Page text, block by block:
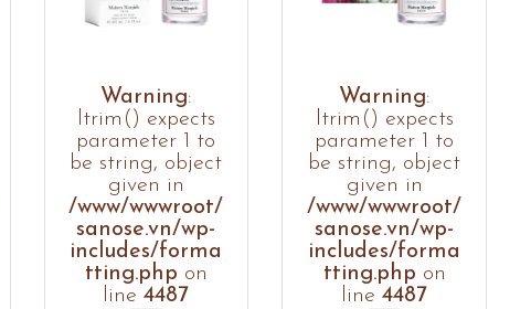
Warning:
ltrim() expects
parameter 1 to
be string, object
given in
/www/wwwroot/
sanose.vn/wp-
includes/forma
tting.php on
line4487
Warning:
ltrim() expects
parameter 1 to
be string, object
given in
/www/wwwroot/
sanose.vn/wp-
includes/forma
tting.php on
line4487